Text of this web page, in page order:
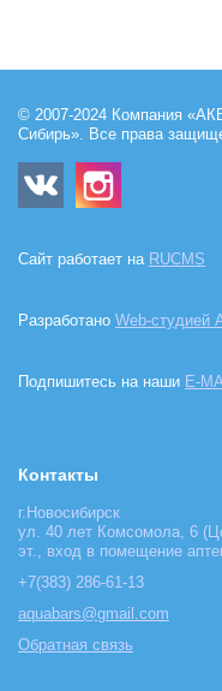
© 2007-2024 Компания
Сибирь». Все права
Сайт работает на RUCMS
Разработано Web-студией
Подпишитесь на наши E-
Контакты
г.Новосибирск
ул. 40 лет Комсомола, 6
эт., вход в помещение
+7(383) 286-61-13
aquabars@gmail.com
Обратная связь